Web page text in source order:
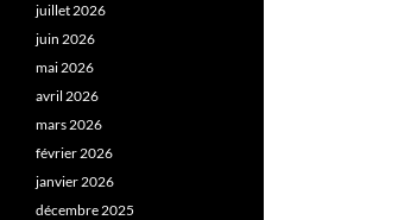
juillet 2026
juin 2026
mai 2026
avril 2026
mars 2026
février 2026
janvier 2026
décembre 2025